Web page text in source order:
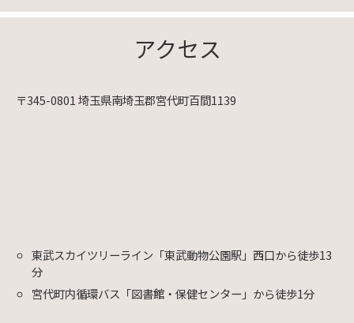
アクセス
〒345-0801 埼玉県南埼玉郡宮代町百間1139
東武スカイツリーライン「東武動物公園駅」西口から徒歩13
分
宮代町内循環バス「図書館・保健センター」から徒歩1分